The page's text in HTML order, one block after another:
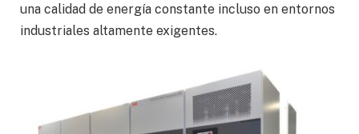
una calidad de energía constante incluso en entornos
industriales altamente exigentes.